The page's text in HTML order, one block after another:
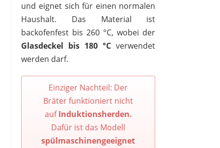
und eignet sich für einen normalen
Haushalt. Das Material ist
backofenfest bis 260 °C, wobei der
Glasdeckel bis 180 °C verwendet
werden darf.
Einziger Nachteil: Der
Bräter funktioniert nicht
aufInduktionsherden.
Dafür ist das Modell
spülmaschinengeeignet